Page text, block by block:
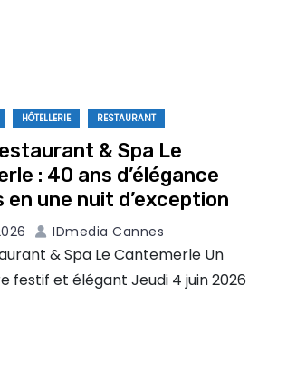
HÔTELLERIE RESTAURANT
& Spa Le
: 40 ans d’élégance
en une nuit d’exception
IDmedia Cannes
& Spa Le Cantemerle Un
festif et élégant Jeudi 4 juin 2026